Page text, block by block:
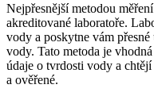
Nejpřesnější metodou
akreditované laboratoře.
vody a poskytne vám přesné
vody. Tato metoda je
údaje o tvrdosti vody a
a ověřené.